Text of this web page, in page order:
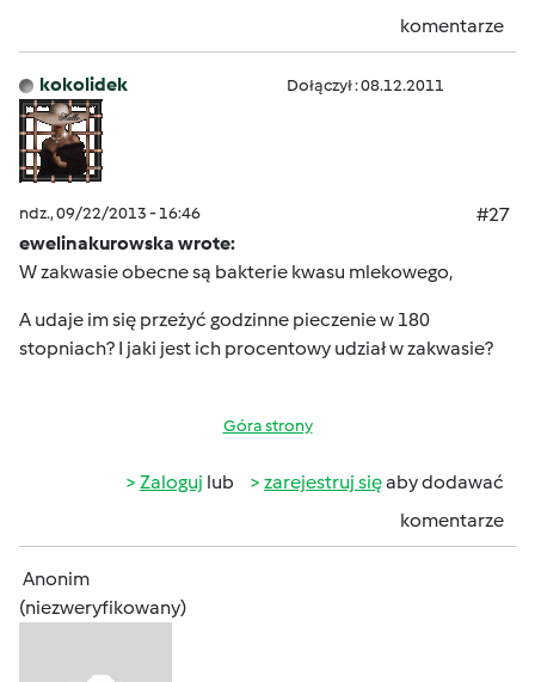
komentarze
kokolidek Dołączył : 08.12.2011
ndz., 09/22/2013 - 16:46
#27
ewelinakurowska wrote:
W zakwasie obecne są bakterie kwasu mlekowego,
A udaje im się przeżyć godzinne pieczenie w 180
stopniach? I jaki jest ich procentowy udział w zakwasie?
Góra strony
Zaloguj lub zarejestruj sięaby dodawać
komentarze
Anonim
(niezweryfikowany)